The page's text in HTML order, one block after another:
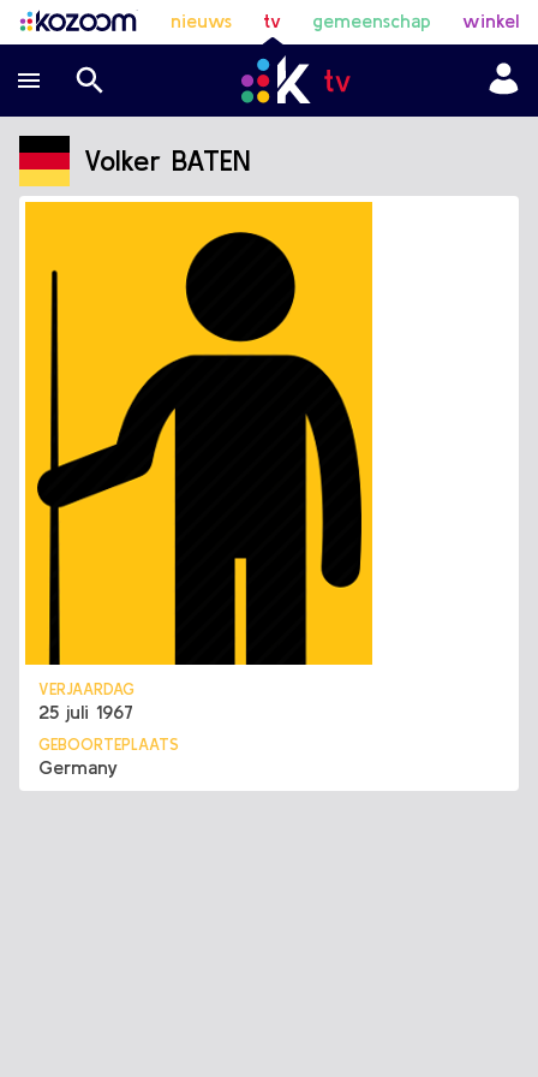
nieuws tv gemeenschap winkel
Volker BATEN
VERJAARDAG
25 juli 1967
GEBOORTEPLAATS
Germany